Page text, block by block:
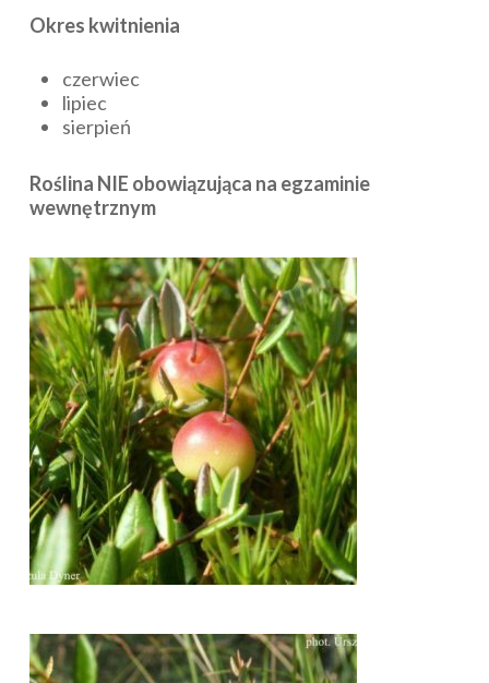
Okres kwitnienia
czerwiec
lipiec
sierpień
Roślina NIE obowiązująca na egzaminie
wewnętrznym